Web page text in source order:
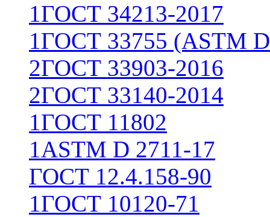
1ГОСТ 34213-2017
1ГОСТ 33755 (ASTM
2ГОСТ 33903-2016
2ГОСТ 33140-2014
1ГОСТ 11802
1ASTM D 2711-17
ГОСТ 12.4.158-90
1ГОСТ 10120-71